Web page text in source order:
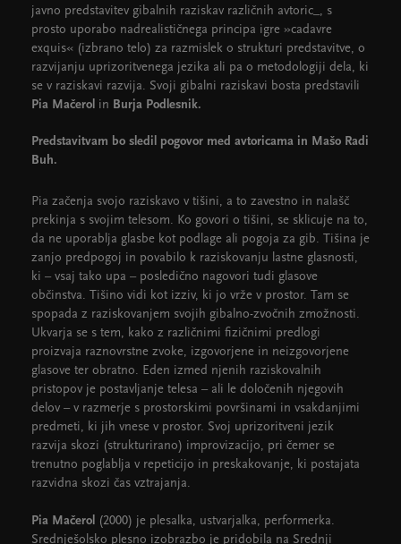
javno predstavitev gibalnih raziskav različnih avtoric_, s
prosto uporabo nadrealističnega principa igre »cadavre
exquis« (izbrano telo) za razmislek o strukturi predstavitve, o
razvijanju uprizoritvenega jezika ali pa o metodologiji dela, ki
se v raziskavi razvija. Svoji gibalni raziskavi bosta predstavili
Pia Mačerol in Burja Podlesnik.
Predstavitvam bo sledil pogovor med avtoricama in Mašo Radi
Buh.
Pia začenja svojo raziskavo v tišini, a to zavestno in nalašč
prekinja s svojim telesom. Ko govori o tišini, se sklicuje na to,
da ne uporablja glasbe kot podlage ali pogoja za gib. Tišina je
zanjo predpogoj in povabilo k raziskovanju lastne glasnosti,
ki – vsaj tako upa – posledično nagovori tudi glasove
občinstva. Tišino vidi kot izziv, ki jo vrže v prostor. Tam se
spopada z raziskovanjem svojih gibalno-zvočnih zmožnosti.
Ukvarja se s tem, kako z različnimi fizičnimi predlogi
proizvaja raznovrstne zvoke, izgovorjene in neizgovorjene
glasove ter obratno. Eden izmed njenih raziskovalnih
pristopov je postavljanje telesa – ali le določenih njegovih
delov – v razmerje s prostorskimi površinami in vsakdanjimi
predmeti, ki jih vnese v prostor. Svoj uprizoritveni jezik
razvija skozi (strukturirano) improvizacijo, pri čemer se
trenutno poglablja v repeticijo in preskakovanje, ki postajata
razvidna skozi čas vztrajanja.
Pia Mačerol (2000) je plesalka, ustvarjalka, performerka.
Srednješolsko plesno izobrazbo je pridobila na Srednji